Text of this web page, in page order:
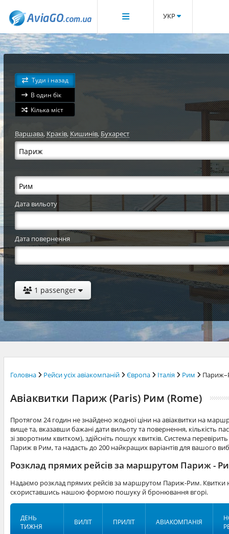
УКР
Туди і назад
В один бік
Кілька міст
Варшава,Краків,Кишинів,Бухарест
Дата вильоту
Дата повернення
1 passenger
Головна Рейси усіх авіакомпаній Європа Італія Рим
Авіаквитки Париж (Paris) Рим (Rome)
Протягом 24 годин не знайдено жодної ціни на авіаквитки на
вище та, вказавши бажані дати вильоту та повернення, кількість
зі зворотним квитком), здійсніть пошук квитків. Система
Париж в Рим, та надасть до 200 найкращих варіантів для вашого
Розклад прямих рейсів за маршрутом Париж -
Надаємо розклад прямих рейсів за маршрутом Париж-Рим. Квитки
скориставшись нашою формою пошуку й бронювання вгорі.
ДЕНЬ
ТИЖНЯ
ВИЛІТ ПРИЛІТ АВІАКОМПАНІЯ